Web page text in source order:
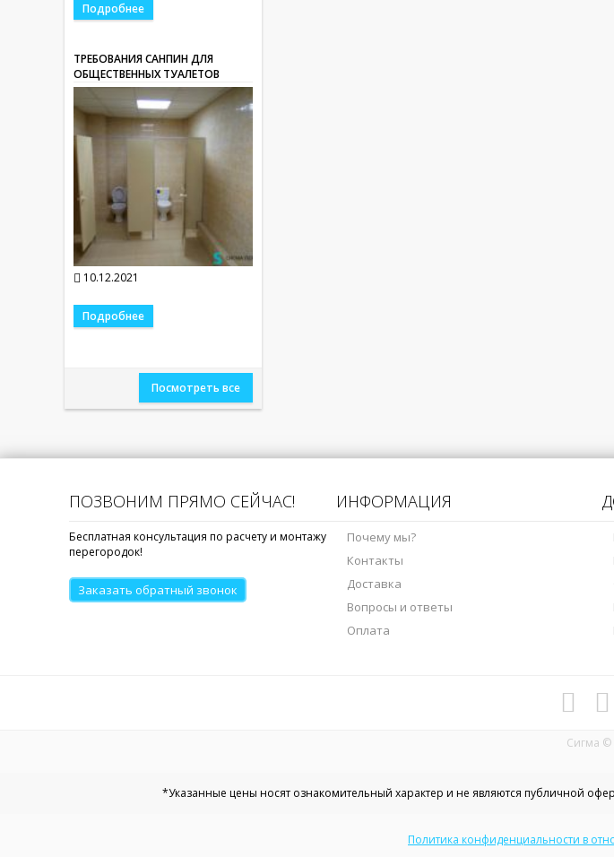
Подробнее
ТРЕБОВАНИЯ САНПИН ДЛЯ
ОБЩЕСТВЕННЫХ ТУАЛЕТОВ
10.12.2021
Подробнее
Посмотреть все
ПОЗВОНИМ ПРЯМО СЕЙЧАС!
Бесплатная консультация по расчету и монтажу
перегородок!
Заказать обратный звонок
ИНФОРМАЦИЯ
Почему мы?
Контакты
Доставка
Вопросы и ответы
Оплата
Сигма ©
*Указанные цены носят ознакомительный характер и не являются публичной
Политика конфиденциальности в